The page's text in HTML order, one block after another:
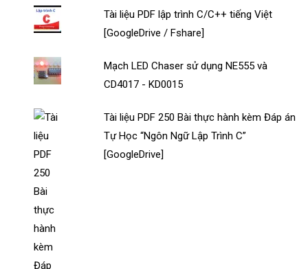
Tài liệu PDF lập trình C/C++ tiếng Việt
[GoogleDrive / Fshare]
Mạch LED Chaser sử dụng NE555 và
CD4017 - KD0015
Tài liệu PDF 250 Bài thực hành kèm Đáp án
Tự Học “Ngôn Ngữ Lập Trình C”
[GoogleDrive]